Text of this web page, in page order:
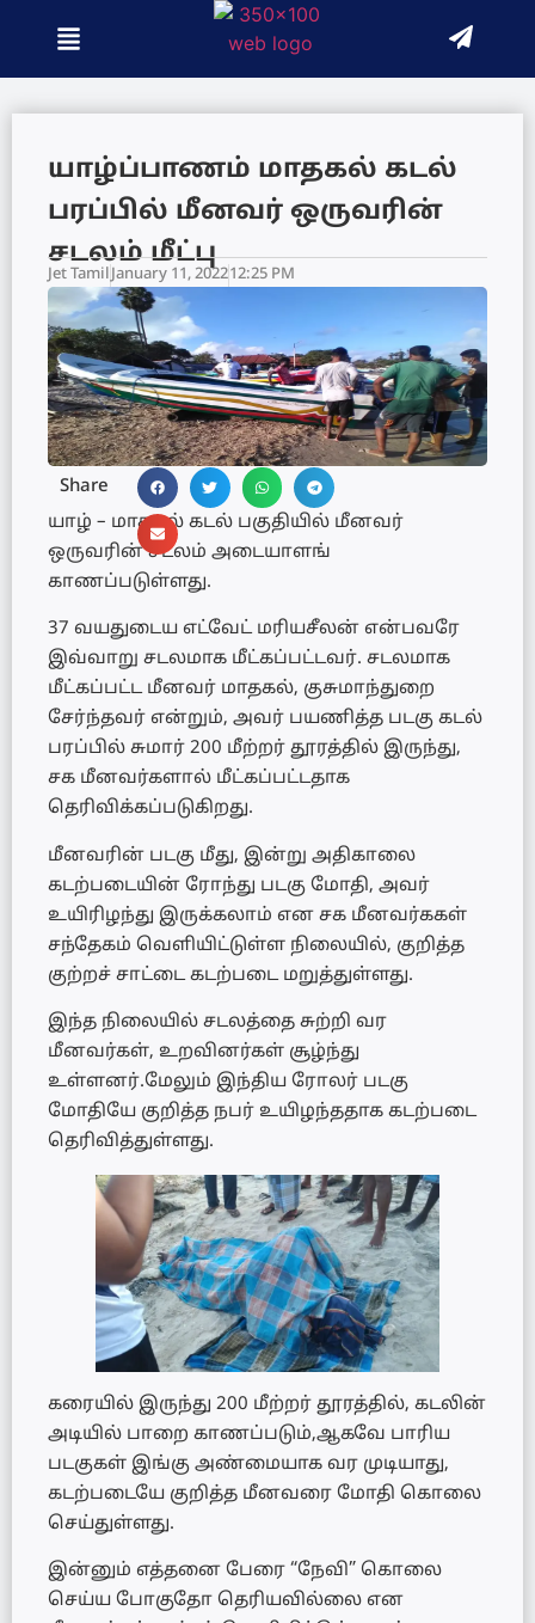
யாழ்ப்பாணம் மாதகல் கடல்
பரப்பில் மீனவர் ஒருவரின்
சடலம் மீட்பு
Jet Tamil January 11, 202212:25 PM
Share
யாழ் – மாதகல் கடல் பகுதியில் மீனவர்
ஒருவரின் சடலம் அடையாளங்
காணப்படுள்ளது.
37 வயதுடைய எட்வேட் மரியசீலன் என்பவரே
இவ்வாறு சடலமாக மீட்கப்பட்டவர். சடலமாக
மீட்கப்பட்ட மீனவர் மாதகல், குசுமாந்துறை
சேர்ந்தவர் என்றும், அவர் பயணித்த படகு கடல்
பரப்பில் சுமார் 200 மீற்றர் தூரத்தில் இருந்து,
சக மீனவர்களால் மீட்கப்பட்டதாக
தெரிவிக்கப்படுகிறது.
மீனவரின் படகு மீது, இன்று அதிகாலை
கடற்படையின் ரோந்து படகு மோதி, அவர்
உயிரிழந்து இருக்கலாம் என சக மீனவர்ககள்
சந்தேகம் வெளியிட்டுள்ள நிலையில், குறித்த
குற்றச் சாட்டை கடற்படை மறுத்துள்ளது.
இந்த நிலையில் சடலத்தை சுற்றி வர
மீனவர்கள், உறவினர்கள் சூழ்ந்து
உள்ளனர்.மேலும் இந்திய ரோலர் படகு
மோதியே குறித்த நபர் உயிழந்ததாக கடற்படை
தெரிவித்துள்ளது.
கரையில் இருந்து 200 மீற்றர் தூரத்தில், கடலின்
அடியில் பாறை காணப்படும்,ஆகவே பாரிய
படகுகள் இங்கு அண்மையாக வர முடியாது,
கடற்படையே குறித்த மீனவரை மோதி கொலை
செய்துள்ளது.
இன்னும் எத்தனை பேரை “நேவி” கொலை
செய்ய போகுதோ தெரியவில்லை என